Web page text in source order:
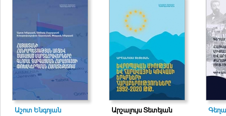
Աշոտ Ենգոյան
Արշալույս Տետեյան